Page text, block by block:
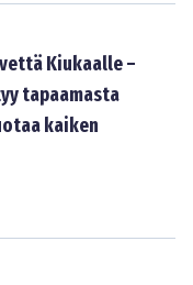
Kiukaalle –
tapaamasta
kaiken